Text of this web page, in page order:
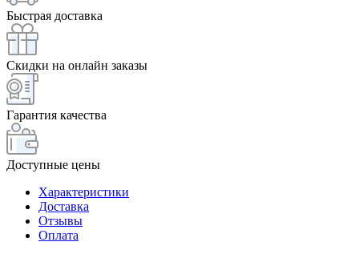
Быстрая доставка
Скидки на онлайн заказы
Гарантия качества
Доступные цены
Характеристики
Доставка
Отзывы
Оплата